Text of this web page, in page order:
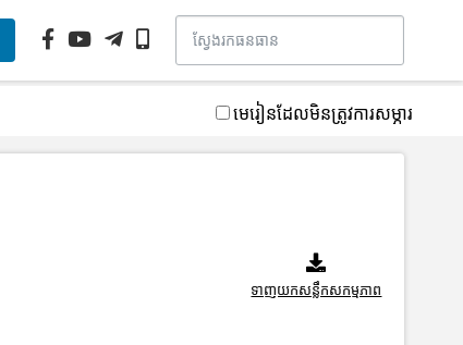
មេរៀនដែលមិនត្រូវការសម្ភារ
ទាញយកសន្លឹកសកម្មភាព